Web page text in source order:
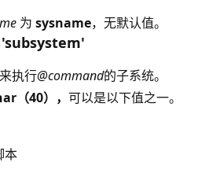
为 sysname，无默认值。
'
执行@command的子系统。
（40）， 可以是以下值之一。
本